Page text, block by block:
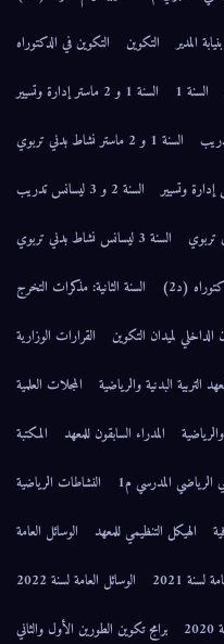
المدير التكوين
التكوين في الدكتوراه
السنة 1
السنة 1 و 2 ماستر إدارة وتسيير
السنة 1 و 2 ماستر نشاط بدني تربوي
السنة 2 و 3 ليسانس تدريب
السنة 3 ليسانس نشاط بدني تربوي
(د2)
السنة الثانية: مذكرات التخرج
الداخلي لميدان التكوين
القرارات الوزارية
التربية البدنية والرياضية
المجلات العلمية
والرياضية
المدراء السابقون للمعهد
المكتبة
الرياضي المدرسي م1
النشاطات الرياضية
الهيكل التنظيمي للمعهد
الوسائل العامة
لسنة 2021
الوسائل العامة لسنة 2022
برامج تكوين الطورين الأول والثاني